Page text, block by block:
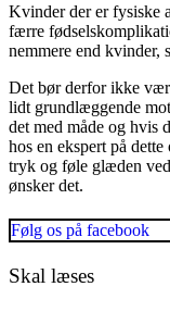
Kvinder der er fysiske
færre
nemmere end kvinder,
Det bør derfor ikke
lidt grundlæggende
det med måde og hvis
hos en ekspert på
tryk og føle glæden
ønsker det.
Følg os på facebook
Skal læses